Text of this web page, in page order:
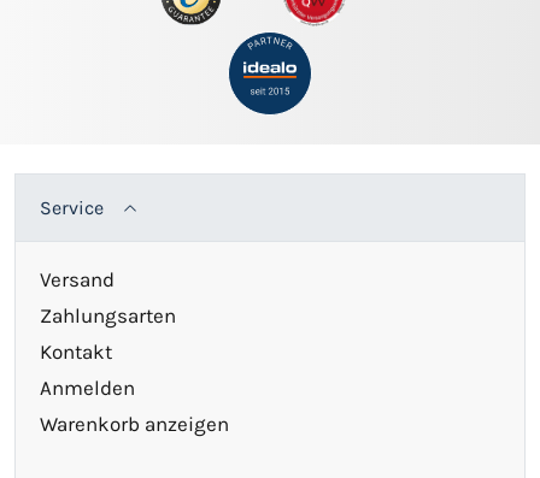
Service
Versand
Zahlungsarten
Kontakt
Anmelden
Warenkorb anzeigen